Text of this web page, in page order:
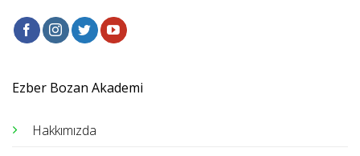
Ezber Bozan Akademi
Hakkımızda